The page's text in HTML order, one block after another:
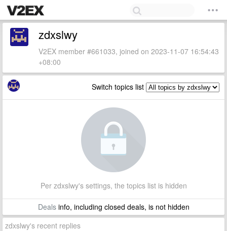
zdxslwy
V2EX member #661033, joined on 2023-11-07 16:54:43
+08:00
Switch topics list
Per zdxslwy's settings, the topics list is hidden
Dealsinfo, including closed deals, is not hidden
zdxslwy's recent replies